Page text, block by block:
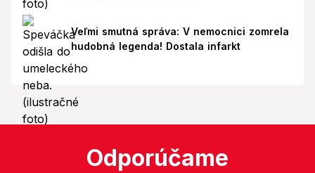
Veľmi smutná správa: V nemocnici zomrela
hudobná legenda! Dostala infarkt
Odporúčame